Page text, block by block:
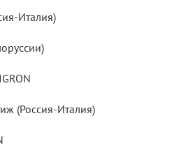
Италия)
(Россия-Италия)